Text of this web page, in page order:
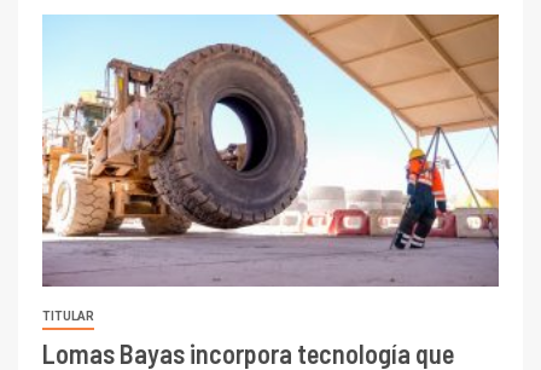
TITULAR
Lomas Bayas incorpora tecnología que